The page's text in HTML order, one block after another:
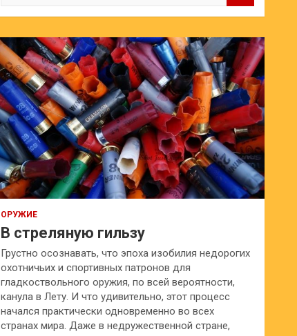
к
ОРУЖИЕ
В стреляную гильзу
Грустно осознавать, что эпоха изобилия недорогих
охотничьих и спортивных патронов для
гладкоствольного оружия, по всей вероятности,
канула в Лету. И что удивительно, этот процесс
начался практически одновременно во всех
странах мира. Даже в недружественной стране,